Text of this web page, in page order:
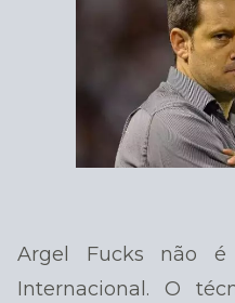
Argel Fucks não
Internacional. O